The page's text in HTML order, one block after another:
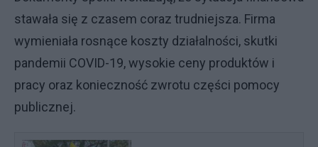
stawała się z czasem coraz trudniejsza. Firma
wymieniała rosnące koszty działalności, skutki
pandemii COVID-19, wysokie ceny produktów i
pracy oraz konieczność zwrotu części pomocy
publicznej.